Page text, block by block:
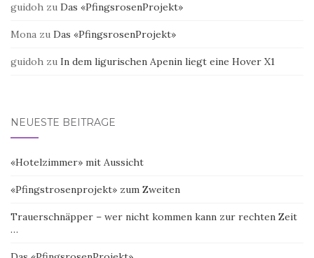
guidoh zu Das «PfingsrosenProjekt»
Mona zu Das «PfingsrosenProjekt»
guidoh zu In dem ligurischen Apenin liegt eine Hover X1
NEUESTE BEITRÄGE
«Hotelzimmer» mit Aussicht
«Pfingstrosenprojekt» zum Zweiten
Trauerschnäpper – wer nicht kommen kann zur rechten Zeit
…